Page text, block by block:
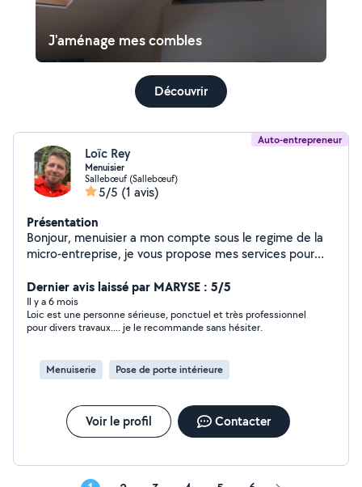
J'aménage mes combles
Découvrir
Auto-entrepreneur
Loïc Rey
Menuisier
Sallebœuf (Sallebœuf)
5/5 (1 avis)
Présentation
Bonjour, menuisier a mon compte sous le regime de la
micro-entreprise, je vous propose mes services pour
cuisine/sdb agencements, dressing ... pose de parquets
fenetres/portes/volets... Ainsi que divers travaux dit de
"petit bricolage" dont je serait a meme de realiser apres
etude de faisabilité . N'hesitez pas a me faire part de
plaisir de vous rencontrer. Loic.
Dernier avis laissé par MARYSE : 5/5
Il y a 6 mois
Loic est une personne sérieuse, ponctuel et très professionnel
pour divers travaux.... je le recommande sans hésiter.
Menuiserie Pose de porte intérieure
Voir le profil Contacter